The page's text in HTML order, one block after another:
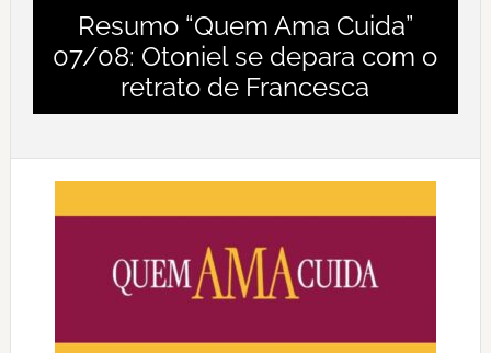
Resumo “Quem Ama Cuida”
07/08: Otoniel se depara com o
retrato de Francesca